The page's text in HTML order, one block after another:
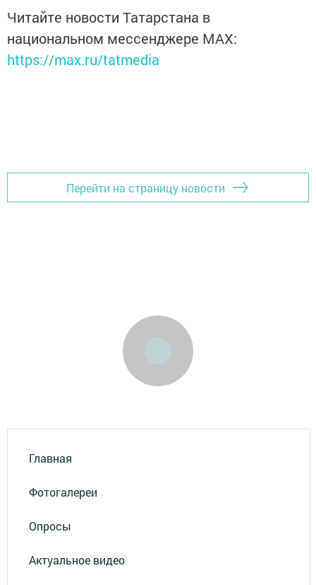
Читайте новости Татарстана в
национальном мессенджере MАХ:
https://max.ru/tatmedia
Перейти на страницу новости
Главная
Фотогалереи
Опросы
Актуальное видео